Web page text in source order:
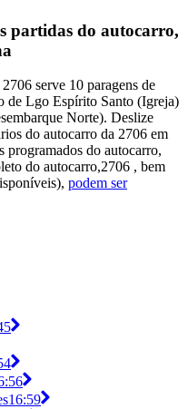
partidas do autocarro,
serve 10 paragens de
de Lgo Espírito Santo (Igreja)
Norte). Deslize
do autocarro da 2706 em
programados do autocarro,
do autocarro,2706 , bem
podem ser
16:59